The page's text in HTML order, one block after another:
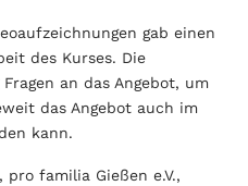
gab einen
des Kurses. Die
an das Angebot, um
das Angebot auch im
kann.
pro familia Gießen e.V.,